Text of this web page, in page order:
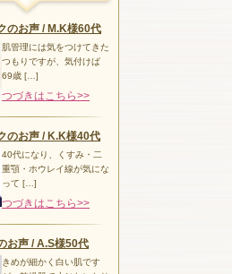
のお声 / M.K様60代
肌管理には気をつけてきた
つもりですが、気付けば
69歳 […]
つづきはこちら>>
のお声 / K.K様40代
40代になり、くすみ・二
重顎・ホウレイ線が気にな
って […]
つづきはこちら>>
お声 / A.S様50代
きめが細かく白い肌です